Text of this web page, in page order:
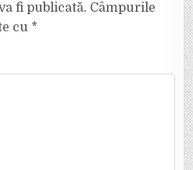
fi publicată. Câmpurile
cu *